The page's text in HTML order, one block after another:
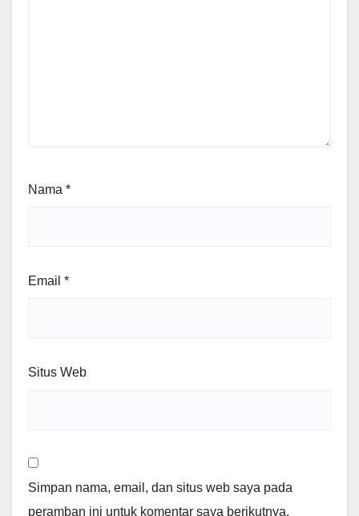
Nama *
Email *
Situs Web
Simpan nama, email, dan situs web saya pada
peramban ini untuk komentar saya berikutnya.